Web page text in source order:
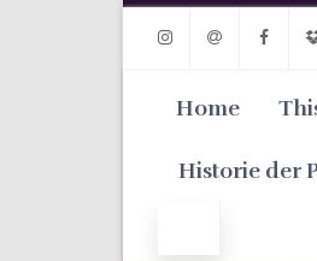
InstagramEmail Facebook
Home
Historie der